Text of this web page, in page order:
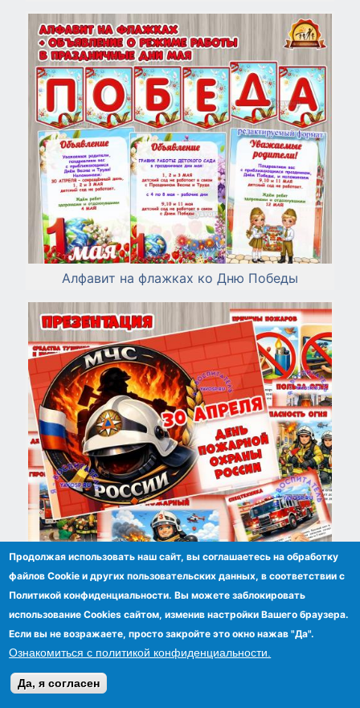
Алфавит на флажках ко Дню Победы
Презентация "День пожарной охраны - 30
Продолжая использовать наш сайт, вы соглашаетесь на обработку
файлов Сookie и других пользовательских данных, в соответствии с
Политикой конфиденциальности. Вы можете заблокировать
использование Cookies сайтом, изменив настройки Вашего браузера.
Если вы не возражаете, просто закройте это окно нажав "Да".
Ознакомиться с политикой конфиденциальности.
Да, я согласен